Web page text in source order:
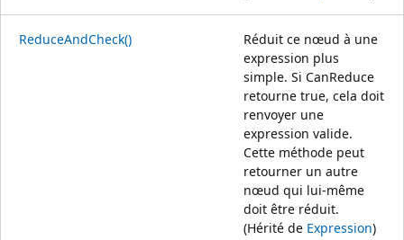
ReduceAndCheck()
Réduit ce nœud à une
expression plus
simple. Si CanReduce
retourne true, cela doit
renvoyer une
expression valide.
Cette méthode peut
retourner un autre
nœud qui lui-même
doit être réduit.
(Hérité de Expression)